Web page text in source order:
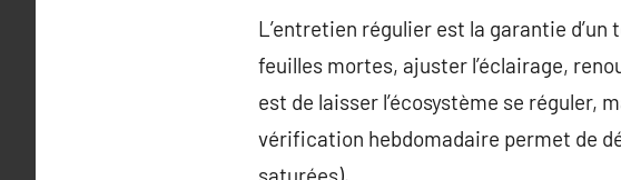
L’entretien régulier est la garantie
feuilles mortes, ajuster l’éclairage,
est de laisser l’écosystème se réguler,
vérification hebdomadaire permet de
saturées).